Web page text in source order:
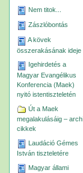
Nem titok...
Zászlóbontás
A kövek
összerakásának ideje
Igehirdetés a
Magyar Evangélikus
Konferencia (Maek)
nyitó istentiszteletén
Út a Maek
megalakulásáig –
cikkek
Laudáció Gémes
István tiszteletére
Magyar állami